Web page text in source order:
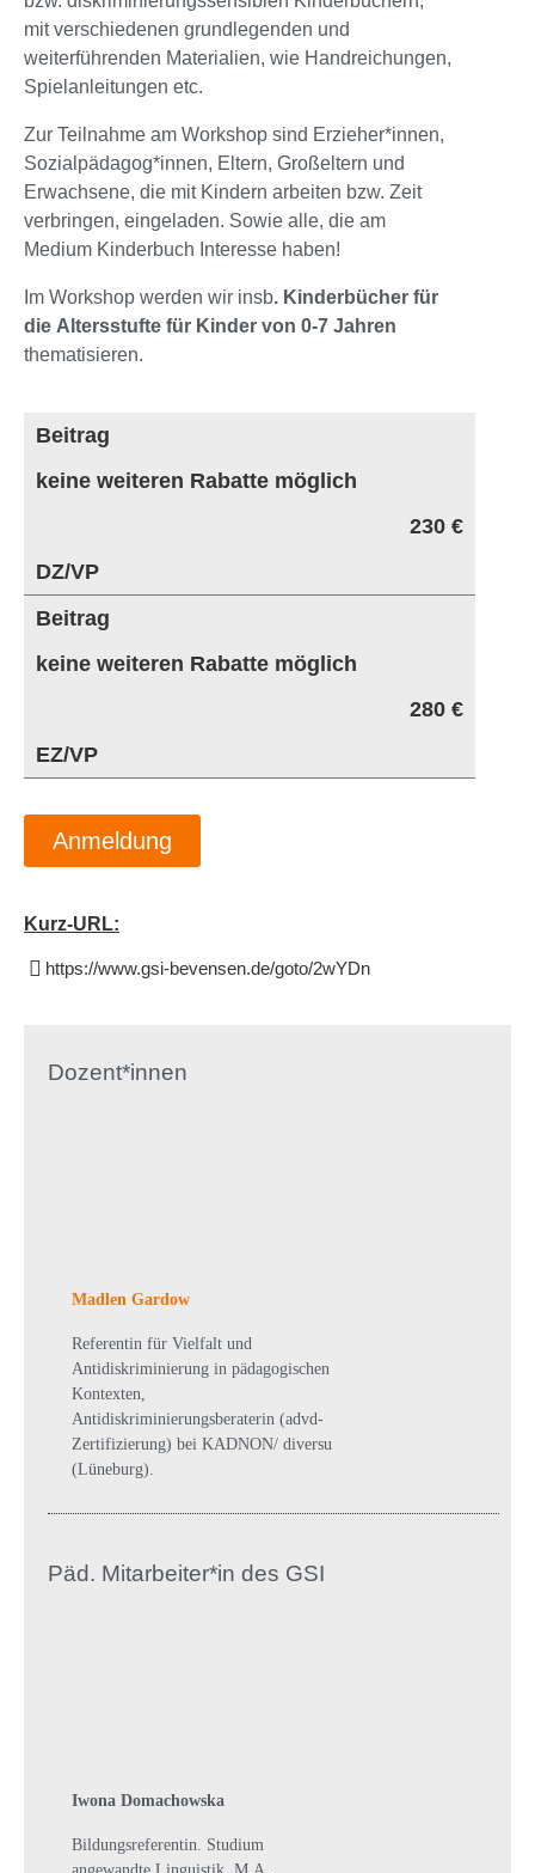
mit verschiedenen grundlegenden und
weiterführenden Materialien, wie Handreichungen,
Spielanleitungen etc.
Zur Teilnahme am Workshop sind Erzieher*innen,
Sozialpädagog*innen, Eltern, Großeltern und
Erwachsene, die mit Kindern arbeiten bzw. Zeit
verbringen, eingeladen. Sowie alle, die am
Medium Kinderbuch Interesse haben!
Im Workshop werden wir insb. Kinderbücher für
die Altersstufte für Kinder von 0-7 Jahren
thematisieren.
Beitrag
keine weiteren Rabatte möglich
230 €
DZ/VP
Beitrag
keine weiteren Rabatte möglich
280 €
EZ/VP
Anmeldung
Kurz-URL:
https://www.gsi-bevensen.de/goto/2wYDn
Dozent*innen
Madlen Gardow
Referentin für Vielfalt und
Antidiskriminierung in pädagogischen
Kontexten,
Antidiskriminierungsberaterin (advd-
Zertifizierung) bei KADNON/ diversu
(Lüneburg).
Päd. Mitarbeiter*in des GSI
Iwona Domachowska
Bildungsreferentin. Studium